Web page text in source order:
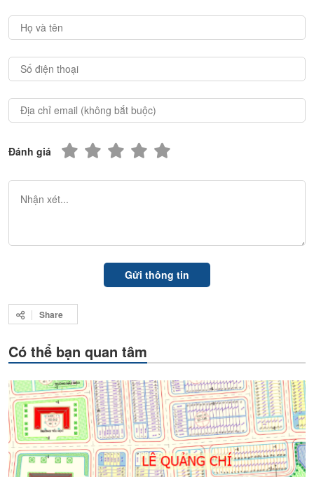
Đánh giá
Share
Có thể bạn quan tâm